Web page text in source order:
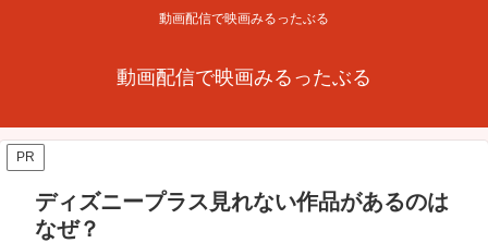
動画配信で映画みるったぶる
動画配信で映画みるったぶる
PR
ディズニープラス見れない作品があるのは
なぜ？